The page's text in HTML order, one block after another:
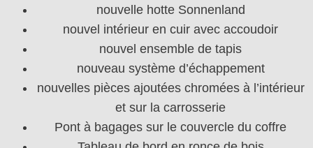
nouvelle hotte Sonnenland
nouvel intérieur en cuir avec accoudoir
nouvel ensemble de tapis
nouveau système d’échappement
nouvelles pièces ajoutées chromées à l’intérieur
et sur la carrosserie
Pont à bagages sur le couvercle du coffre